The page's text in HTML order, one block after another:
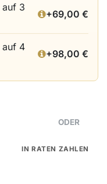
auf 3
+69,00 €
auf 4
+98,00 €
ODER
IN RATEN ZAHLEN